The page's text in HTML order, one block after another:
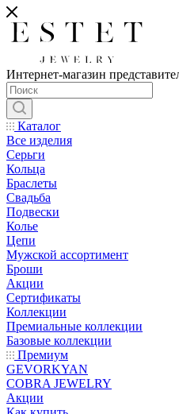
Интернет-магазин
Каталог
Все изделия
Серьги
Кольца
Браслеты
Свадьба
Подвески
Колье
Цепи
Мужской ассортимент
Броши
Акции
Сертификаты
Коллекции
Премиальные коллекции
Базовые коллекции
Премиум
GEVORKYAN
COBRA JEWELRY
Акции